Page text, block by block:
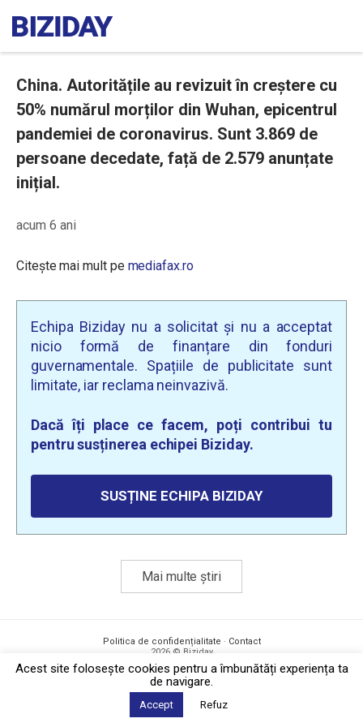
China. Autoritățile au revizuit în creștere cu
50% numărul morților din Wuhan, epicentrul
pandemiei de coronavirus. Sunt 3.869 de
persoane decedate, față de 2.579 anunțate
inițial.
acum 6 ani
Citește mai mult pe mediafax.ro
Echipa Biziday nu a solicitat și nu a acceptat
nicio formă de finanțare din fonduri
guvernamentale. Spațiile de publicitate sunt
limitate, iar reclama neinvazivă.
Dacă îți place ce facem, poți contribui tu
pentru susținerea echipei Biziday.
SUSȚINE ECHIPA BIZIDAY
Mai multe știri
Politica de confidențialitate · Contact
2026 © Biziday
Acest site foloseşte cookies pentru a îmbunătăți experiența ta
de navigare.
Accept Refuz